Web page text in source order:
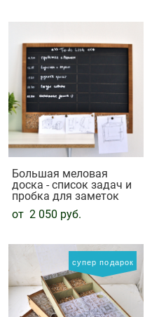
Большая меловая
доска - список задач и
пробка для заметок
от 2 050 pуб.
супер подарок